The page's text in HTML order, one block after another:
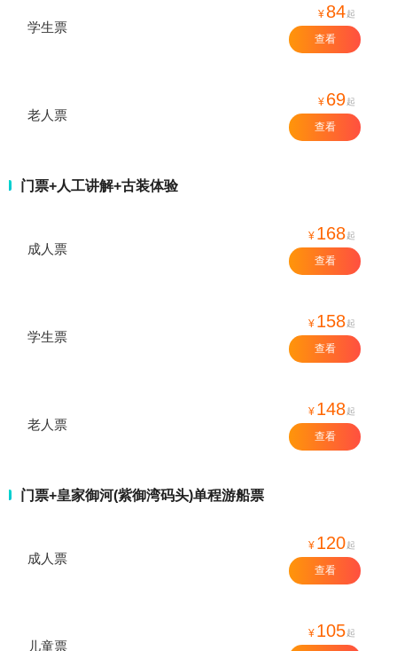
学生票
¥ 84起
查看
老人票
¥ 69起
查看
门票+人工讲解+古装体验
成人票
¥ 168起
查看
学生票
¥ 158起
查看
老人票
¥ 148起
查看
门票+皇家御河(紫御湾码头)单程游船票
成人票
¥ 120起
查看
儿童票
¥ 105起